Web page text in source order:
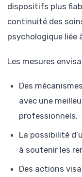
dispositifs plus
continuité des
psychologique
Les mesures
Des
avec une
professionnels.
La possibilité
à soutenir les
Des actions